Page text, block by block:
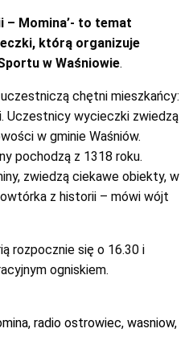
– Momina’- to temat
którą organizuje
w Waśniowie.
chętni mieszkańcy:
Uczestnicy wycieczki zwiedzą
w gminie Waśniów.
pochodzą z 1318 roku.
zwiedzą ciekawe obiekty, w
z historii – mówi wójt
rozpocznie się o 16.30 i
ogniskiem.
, radio ostrowiec, wasniow,